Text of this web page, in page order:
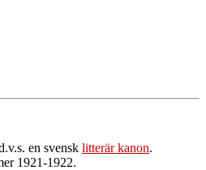
en svensk litterär kanon.
1921-1922.